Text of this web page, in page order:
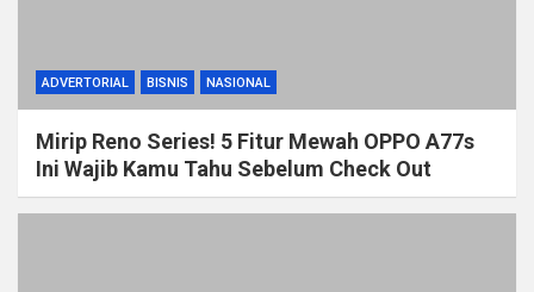
ADVERTORIAL BISNIS NASIONAL
Mirip Reno Series! 5 Fitur Mewah OPPO A77s
Ini Wajib Kamu Tahu Sebelum Check Out